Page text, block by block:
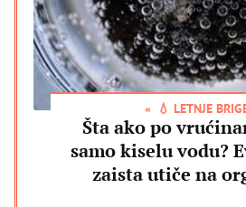
💧 LETNJE
Šta ako po
samo kiselu vodu?
zaista utiče na